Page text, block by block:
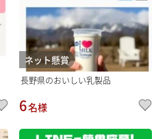
ネット懸賞
長野県のおいしい乳製品
6名様